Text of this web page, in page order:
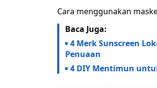
Cara menggunakan
Baca Juga:
4 Merk Sunscreen
Penuaan
4 DIY Mentimun